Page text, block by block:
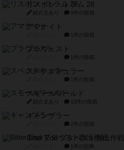
リスボン・トラム 28
紹介文あり 9件の投稿
アマナイト
1件の投稿
ブラヴェスト
1件の投稿
スペクタキュラー
1件の投稿
スモールワールド
紹介文あり 13件の投稿
ギャンブラー
2件の投稿
Bitter End ブタペスト救出作戦
1件の投稿